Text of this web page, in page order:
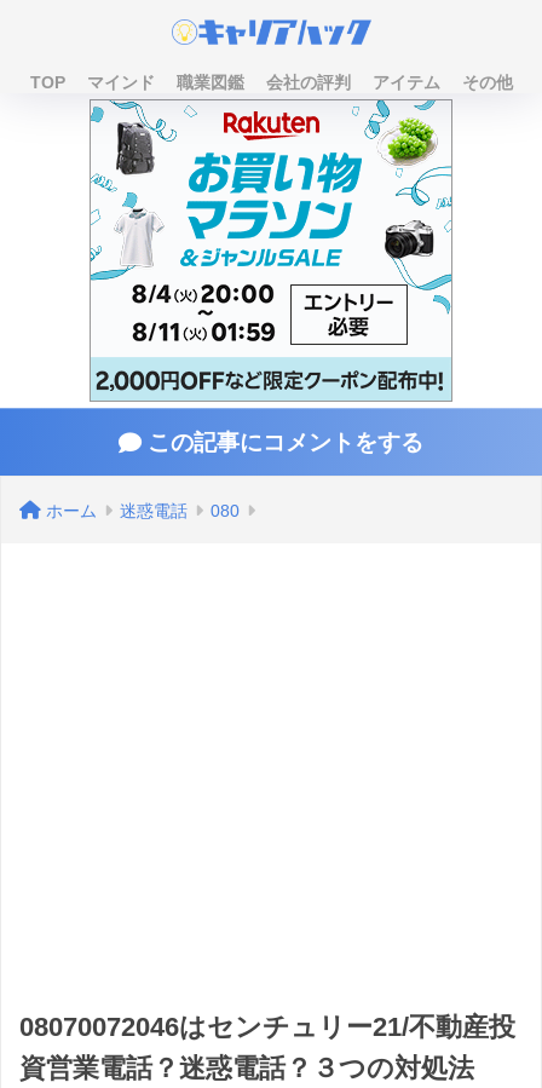
TOP マインド 職業図鑑 会社の評判 アイテム その他
この記事にコメントをする
ホーム 迷惑電話 080
08070072046はセンチュリー21/不動産投
資営業電話？迷惑電話？３つの対処法